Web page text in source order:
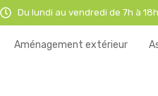
Du lundi au vendredi de 7h à
Aménagement extérieur